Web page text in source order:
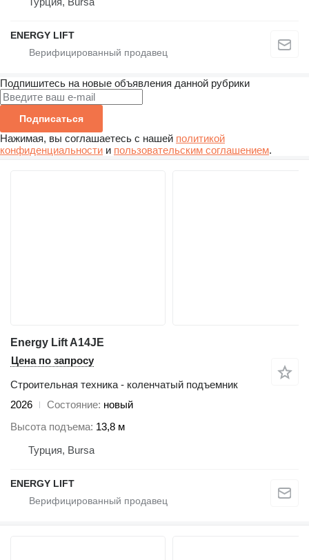
ENERGY LIFT
Подпишитесь на новые объявления данной рубрики
Подписаться
Нажимая, вы соглашаетесь с нашей политикой
конфиденциальности и пользовательским соглашением.
Energy Lift A14JE
Цена по запросу
Строительная техника - коленчатый подъемник
2026
Состояние новый
Высота подъема 13,8 м
Турция, Bursa
ENERGY LIFT